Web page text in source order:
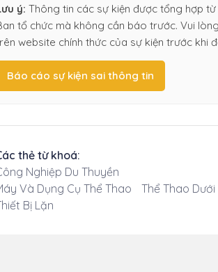
ý: Thông tin các sự kiện được tổng hợp
tổ chức mà không cần báo trước. Vui
website chính thức của sự kiện trước khi
Báo cáo sự kiện sai thông tin
thẻ từ khoá:
Nghiệp Du Thuyền
Và Dụng Cụ Thể Thao
Thể Thao
Bị Lặn